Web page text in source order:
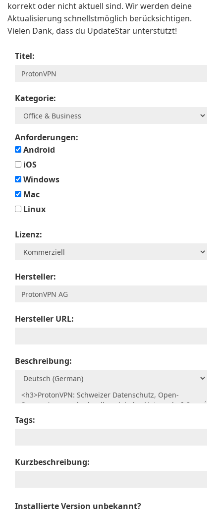
korrekt oder nicht aktuell sind. Wir werden deine
Aktualisierung schnellstmöglich berücksichtigen.
Vielen Dank, dass du UpdateStar unterstützt!
Titel:
Kategorie:
Anforderungen:
Android
iOS
Windows
Mac
Linux
Lizenz:
Hersteller:
Hersteller URL:
Beschreibung:
Tags:
Kurzbeschreibung:
Installierte Version unbekannt?